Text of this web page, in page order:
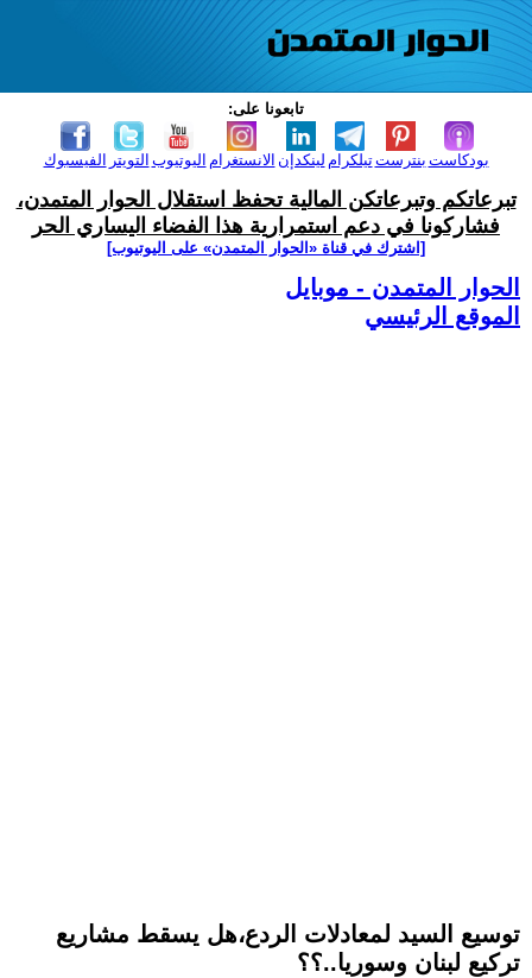
تابعونا على:
الفيسبوك التويتر اليوتيوب الانستغرام لينكدإن تيلكرامبنترست بودكاست
تبرعاتكم وتبرعاتكن المالية تحفظ استقلال الحوار المتمدن،
فشاركونا في دعم استمرارية هذا الفضاء اليساري الحر
[اشترك في قناة ‫«الحوار المتمدن» على اليوتيوب]
الحوار المتمدن - موبايل
الموقع الرئيسي
توسيع السيد لمعادلات الردع،هل يسقط مشاريع
تركيع لبنان وسوريا..؟؟